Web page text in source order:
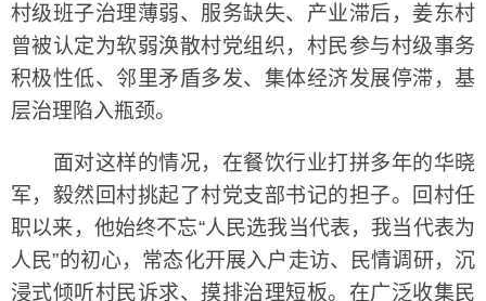
村级班子治理薄弱、服务缺失、产业滞后，姜东村
曾被认定为软弱涣散村党组织，村民参与村级事务
积极性低、邻里矛盾多发、集体经济发展停滞，基
层治理陷入瓶颈。
面对这样的情况，在餐饮行业打拼多年的华晓
军，毅然回村挑起了村党支部书记的担子。回村任
职以来，他始终不忘“人民选我当代表，我当代表为
人民”的初心，常态化开展入户走访、民情调研，沉
浸式倾听村民诉求、摸排治理短板。在广泛收集民